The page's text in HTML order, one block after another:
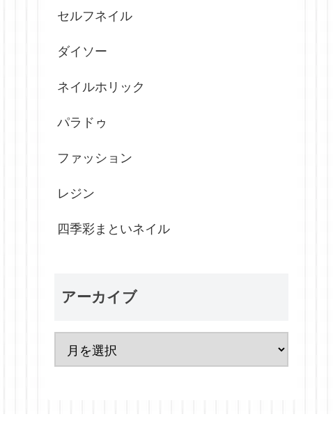
セルフネイル
ダイソー
ネイルホリック
パラドゥ
ファッション
レジン
四季彩まといネイル
アーカイブ